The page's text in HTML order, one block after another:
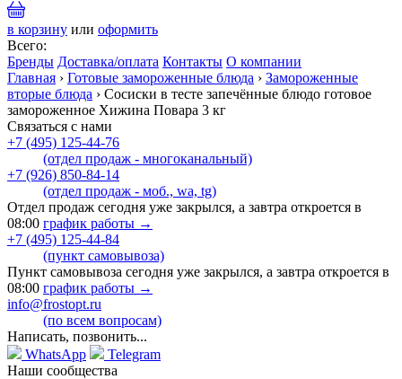
в корзину или оформить
Всего:
Бренды Доставка/оплата Контакты О компании
Главная › Готовые замороженные блюда › Замороженные
вторые блюда › Сосиски в тесте запечённые блюдо готовое
замороженное Хижина Повара 3 кг
Связаться с нами
+7 (495) 125-44-76
(отдел продаж - многоканальный)
+7 (926) 850-84-14
(отдел продаж - моб., wa, tg)
Отдел продаж сегодня уже закрылся, а завтра откроется в
08:00 график работы →
+7 (495) 125-44-84
(пункт самовывоза)
Пункт самовывоза сегодня уже закрылся, а завтра откроется в
08:00 график работы →
info@frostopt.ru
(по всем вопросам)
Написать, позвонить...
WhatsApp
Telegram
Наши сообщества